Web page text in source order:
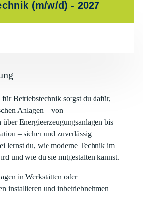
(m/w/d) - 2027
Betriebstechnik sorgst du dafür,
Anlagen – von
über Energieerzeugungsanlagen bis
– sicher und zuverlässig
lernst du, wie moderne Technik im
und wie du sie mitgestalten kannst.
in Werkstätten oder
installieren und inbetriebnehmen